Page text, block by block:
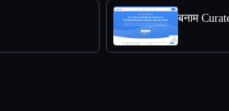
बनाम